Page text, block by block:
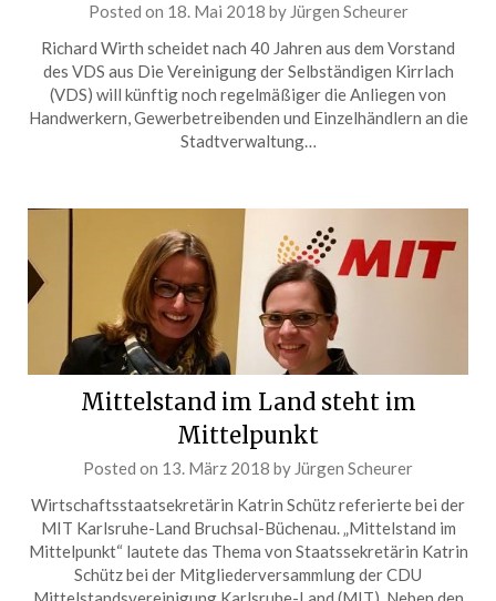
Posted on 18. Mai 2018 by Jürgen Scheurer
Richard Wirth scheidet nach 40 Jahren aus dem Vorstand
des VDS aus Die Vereinigung der Selbständigen Kirrlach
(VDS) will künftig noch regelmäßiger die Anliegen von
Handwerkern, Gewerbetreibenden und Einzelhändlern an die
Stadtverwaltung…
Mittelstand im Land steht im
Mittelpunkt
Posted on 13. März 2018 by Jürgen Scheurer
Wirtschaftsstaatsekretärin Katrin Schütz referierte bei der
MIT Karlsruhe-Land Bruchsal-Büchenau. „Mittelstand im
Mittelpunkt“ lautete das Thema von Staatssekretärin Katrin
Schütz bei der Mitgliederversammlung der CDU